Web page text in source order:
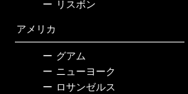
ー リスボン
アメリカ
ー グアム
ー ニューヨーク
ー ロサンゼルス